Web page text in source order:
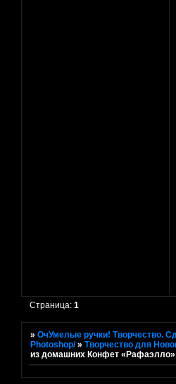
Страница:1
»ОчУмелые ручки! Творчество.
Photoshop/ »Творчество для
из домашних Конфет «Рафаэлло»